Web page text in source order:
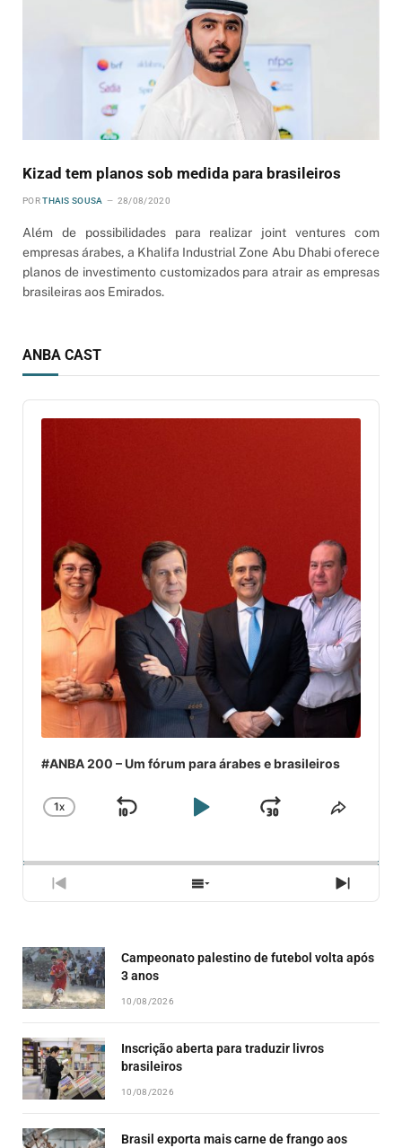
Kizad tem planos sob medida para brasileiros
POR THAIS SOUSA 28/08/2020
Além de possibilidades para realizar joint ventures com
empresas árabes, a Khalifa Industrial Zone Abu Dhabi oferece
planos de investimento customizados para atrair as empresas
brasileiras aos Emirados.
ANBA CAST
Audio
Player
#ANBA 200 – Um fórum para árabes e brasileiros
CHANGE
1X
SKIP
PLAYJUMP
PREVIOUS
EPISODE
SHOW
EPISODES
NEXT
Campeonato palestino de futebol volta após
3 anos
10/08/2026
Inscrição aberta para traduzir livros
brasileiros
10/08/2026
Brasil exporta mais carne de frango aos